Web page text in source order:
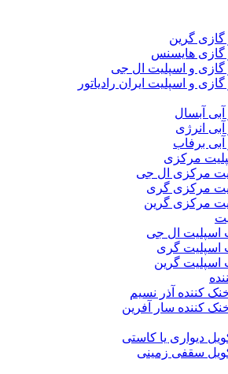
گازی گرین
گازی هایسنس
گازی و اسپلیت ال جی
و اسپلیت ایران رادیاتور
آبی آبسال
آبی انرژی
آبی برفاب
مرکزی
مرکزی ال جی
مرکزی گری
مرکزی گرین
اسپلیت ال جی
اسپلیت گری
اسپلیت گرین
کننده آذر نسیم
کننده سار آفرین
دیواری یا کاستی
سقفی زمینی